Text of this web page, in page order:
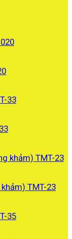
₫.
TMT-23